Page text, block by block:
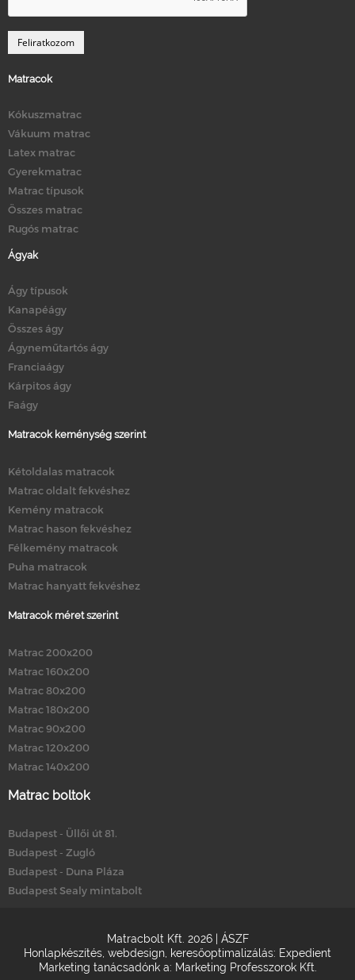
Matracok
Kókuszmatrac
Vákuum matrac
Latex matrac
Gyerekmatrac
Matrac típusok
Összes matrac
Rugós matrac
Ágyak
Ágy típusok
Kanapéágy
Összes ágy
Ágyneműtartós ágy
Franciaágy
Kárpitos ágy
Faágy
Matracok keménység szerint
Kétoldalas matracok
Matrac oldalt fekvéshez
Kemény matracok
Matrac hason fekvéshez
Félkemény matracok
Puha matracok
Matrac hanyatt fekvéshez
Matracok méret szerint
Matrac 200x200
Matrac 160x200
Matrac 80x200
Matrac 180x200
Matrac 90x200
Matrac 120x200
Matrac 140x200
Matrac boltok
Budapest - Üllői út 81.
Budapest - Zugló
Budapest - Duna Pláza
Budapest Sealy mintabolt
Matracbolt Kft. 2026 | ÁSZF
Honlapkészítés webdesign keresőoptimalizálás: Expedient
Marketing tanácsadónk a: Marketing Professzorok Kft.